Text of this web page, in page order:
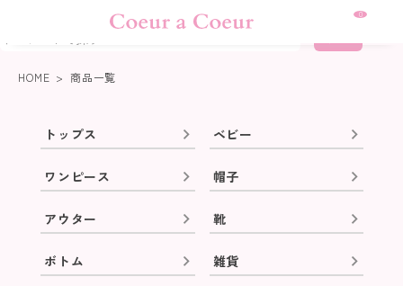
0
HOME 商品一覧
トップス ベビー
ワンピース 帽子
アウター 靴
ボトム 雑貨